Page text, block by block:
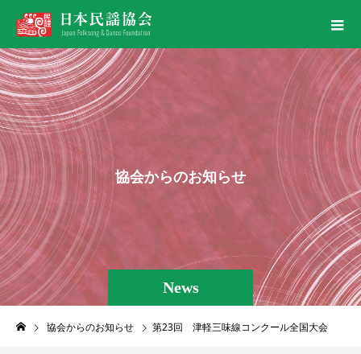
News
協会からのお知 らせ
協会からのお知らせ 第23回 津軽三味線コンクール全国大会